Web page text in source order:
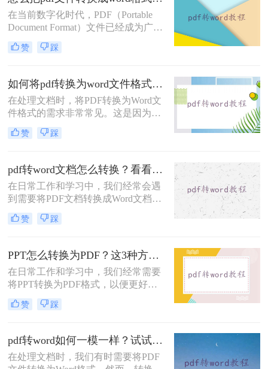
转成word文档格式免费呢？这一次，
我想和大家分享pdf转word转换方法。
在当前数字化时代，PDF（Portable
Document Format）文件已经成为广泛
使用的电子文档格式。然而，当我们
需要对PDF文件进行一些修改或编辑
得至关重要。那么怎么把pdf文件转换
成word格式不变呢？本文将重点介绍
四种方法，帮助你将PDF文件转换为
Word格式，同时保持原有的格式不
变。
赞 踩
如何将pdf转换为word文件格式？分享三种方法的详解！
在处理文档时，将PDF转换为Word文
件格式的需求非常常见。这是因为
Word格式的文件更易于编辑、修改和
分享。那么如何将pdf转换为word文件
您将PDF文件转换为Word格式，并确
保格式和数据的完整性。
赞 踩
pdf转word文档怎么转换？看看这4种方法！
在日常工作和学习中，我们经常会遇
到需要将PDF文档转换成Word文档的
情况。不管是编辑、修改还是复制粘
贴，Word文档的处理更加便捷灵活。
面给大家介绍四种简单易行的方法，
让您从小白到高手都能轻松上手！
赞 踩
PPT怎么转换为PDF？这3种方法很简单！
在日常工作和学习中，我们经常需要
将PPT转换为PDF格式，以便更好地
共享和阅读。然而，许多人不知道该
如何高效地将PPT文件转换为PDF。
心，本文将为你介绍四个简单的方
法，帮助你快速实现PPT转PDF的需
求。
赞 踩
pdf转word如何一模一样？试试这三个转换方法吧！
在处理文档时，我们有时需要将PDF